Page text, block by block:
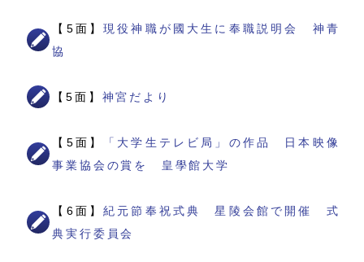
【5面】現役神職が國大生に奉職説明会 神青
協
【5面】 神宮だより
【5面】
「大学生テレビ局」の作品 日本映像
事業協会の賞を 皇學館大学
【6面】紀元節奉祝式典 星陵会館で開催 式
典実行委員会